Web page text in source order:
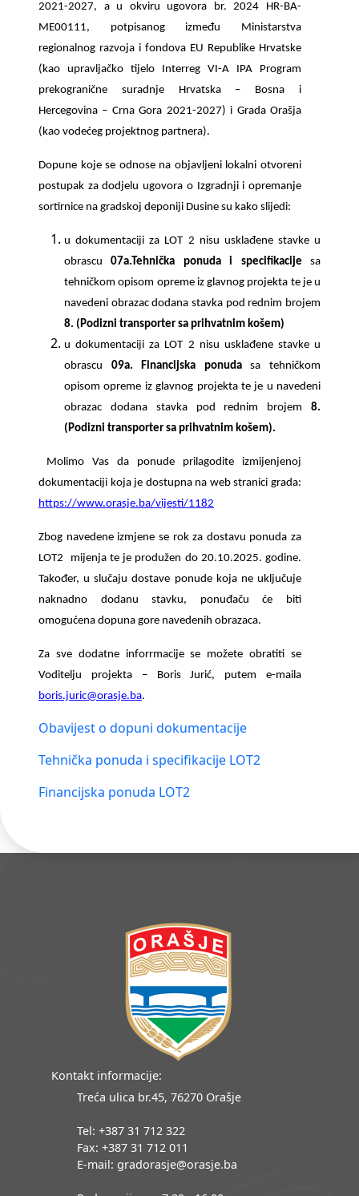
2021-2027, a u okviru ugovora br. 2024 HR-BA-
ME00111, potpisanog između Ministarstva
regionalnog razvoja i fondova EU Republike Hrvatske
(kao upravljačko tijelo Interreg VI-A IPA Program
prekogranične suradnje Hrvatska – Bosna i
Hercegovina – Crna Gora 2021-2027) i Grada Orašja
(kao vodećeg projektnog partnera).
Dopune koje se odnose na objavljeni lokalni otvoreni
postupak za dodjelu ugovora o Izgradnji i opremanje
sortirnice na gradskoj deponiji Dusine su kako slijedi:
u dokumentaciji za LOT 2 nisu usklađene stavke u
obrascu07a.Tehnička ponuda i specifikacije sa
tehničkom opisom opreme iz glavnog projekta te je u
navedeni obrazac dodana stavka pod rednim brojem
8. (Podizni transporter sa prihvatnim košem)
u dokumentaciji za LOT 2 nisu usklađene stavke u
obrascu 09a. Financijska ponudasa tehničkom
opisom opreme iz glavnog projekta te je u navedeni
obrazac dodana stavka pod rednim brojem 8.
(Podizni transporter sa prihvatnim košem).
Molimo Vas da ponude prilagodite izmijenjenoj
dokumentaciji koja je dostupna na web stranici grada:
https://www.orasje.ba/vijesti/1182
Zbog navedene izmjene se rok za dostavu ponuda za
LOT2 mijenja te je produžen do 20.10.2025. godine.
Također, u slučaju dostave ponude koja ne uključuje
naknadno dodanu stavku, ponuđaču će biti
omogućena dopuna gore navedenih obrazaca.
Za sve dodatne inforrmacije se možete obratiti se
Voditelju projekta – Boris Jurić, putem e-maila
boris.juric@orasje.ba.
Obavijest o dopuni dokumentacije
Tehnička ponuda i specifikacije LOT2
Financijska ponuda LOT2
Kontakt informacije:
Treća ulica br.45, 76270 Orašje
Tel: +387 31 712 322
Fax: +387 31 712 011
E-mail: gradorasje@orasje.ba